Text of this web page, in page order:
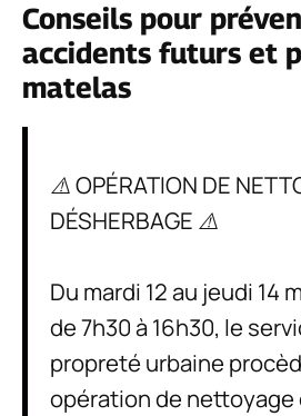
Conseils pour
accidents futurs et
matelas
⚠️ OPÉRATION DE
DÉSHERBAGE ⚠️
Du mardi 12 au jeudi 14
de 7h30 à 16h30, le
propreté urbaine
opération de nettoyage